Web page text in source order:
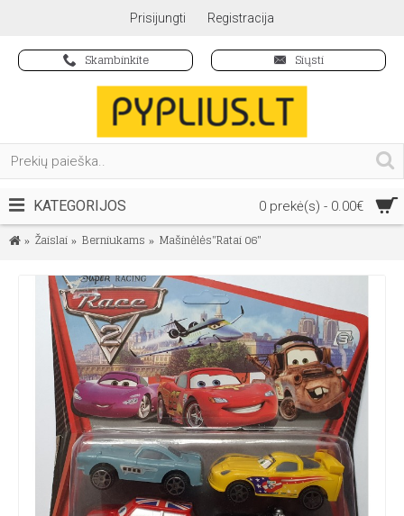
Prisijungti Registracija
Skambinkite Siųsti
0 prekė(s) - 0.00€
KATEGORIJOS
Žaislai Berniukams Mašinėlės"Ratai 06"